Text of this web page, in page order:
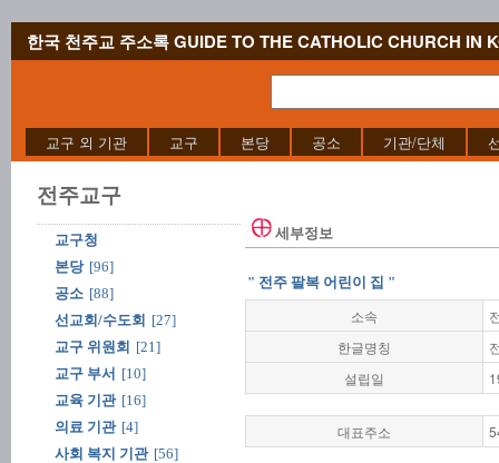
한국 천주교 주소록 GUIDE TO THE CATHOLIC CHURCH IN
교구 외 기관 교구 본당 공소 기관/단체
전주교구
교구청
본당 [96]
공소 [88]
선교회/수도회 [27]
교구 위원회 [21]
교구 부서 [10]
교육 기관 [16]
의료 기관 [4]
사회 복지 기관 [56]
세부정보
" 전주 팔복 어린이 집 "
소속
한글명칭
설립일
대표주소